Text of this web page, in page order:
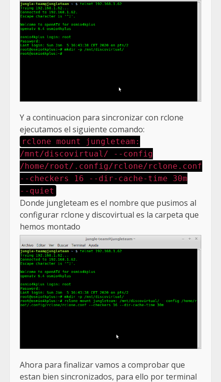
Y a continuacion para sincronizar con rclone
ejecutamos el siguiente comando:
rclone mount jungleteam:
/mnt/discovirtual/ --config
/home/root/.config/rclone/rclone.conf
--checkers 16 --dir-cache-time 30m
--quiet
Donde jungleteam es el nombre que pusimos al
configurar rclone y discovirtual es la carpeta que
hemos montado
Ahora para finalizar vamos a comprobar que
estan bien sincronizados, para ello por terminal